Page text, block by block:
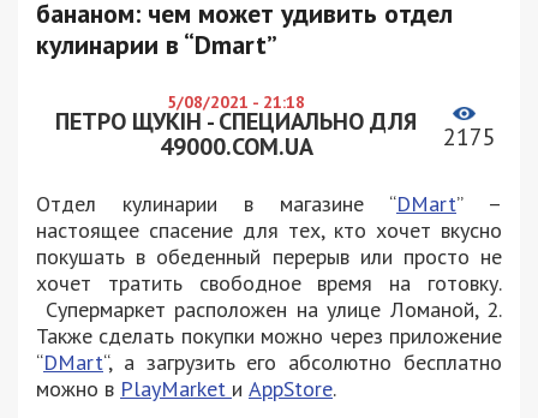
бананом: чем может удивить отдел
кулинарии в “Dmart”
5/08/2021 - 21:18
ПЕТРО ЩУКІН - СПЕЦИАЛЬНО ДЛЯ
49000.COM.UA
2175
Отдел кулинарии в магазине “DMart” –
настоящее спасение для тех, кто хочет вкусно
покушать в обеденный перерыв или просто не
хочет тратить свободное время на готовку.
Супермаркет расположен на улице Ломаной, 2.
Также сделать покупки можно через приложение
“DMart“, а загрузить его абсолютно бесплатно
можно в PlayMarket и AppStore.